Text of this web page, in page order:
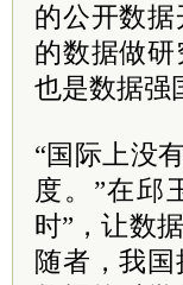
的公开数
的数据做
也是数据强
“国际上没
度。”在邱
时”，让数
随者，我